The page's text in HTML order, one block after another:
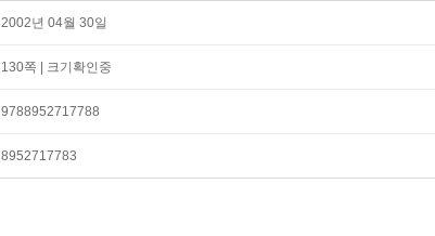
2002년 04월 30일
130쪽 | 크기확인중
9788952717788
8952717783